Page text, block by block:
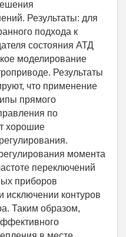
Результаты: для
подхода к
состояния АТД
моделирование
Результаты
что применение
прямого
по
хорошие
момента
переключений
приборов
исключении контуров
Таким образом,